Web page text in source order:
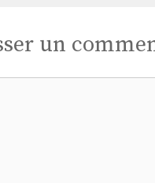
un